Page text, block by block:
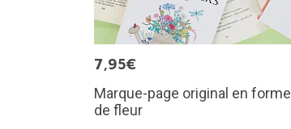
7,95€
Marque-page original en forme
de fleur